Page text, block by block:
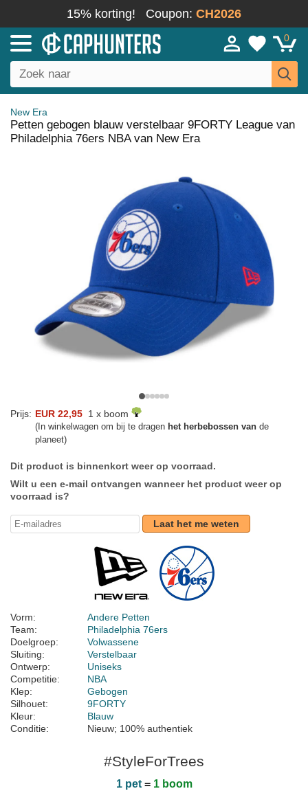
15% korting! Coupon: CH2026
0
New Era
Petten gebogen blauw verstelbaar 9FORTY League van
Philadelphia 76ers NBA van New Era
Prijs: EUR 22,95 1 x boom
(In winkelwagen om bij te dragen het herbebossen van de
planeet)
Dit product is binnenkort weer op voorraad.
Wilt u een e-mail ontvangen wanneer het product weer op
voorraad is?
Laat het me weten
Vorm:
Andere Petten
Team:
Philadelphia 76ers
Doelgroep:
Volwassene
Sluiting:
Verstelbaar
Ontwerp:
Uniseks
Competitie:
NBA
Klep:
Gebogen
Silhouet:
9FORTY
Kleur:
Blauw
Conditie:
Nieuw; 100% authentiek
#StyleForTrees
1 pet= 1 boom